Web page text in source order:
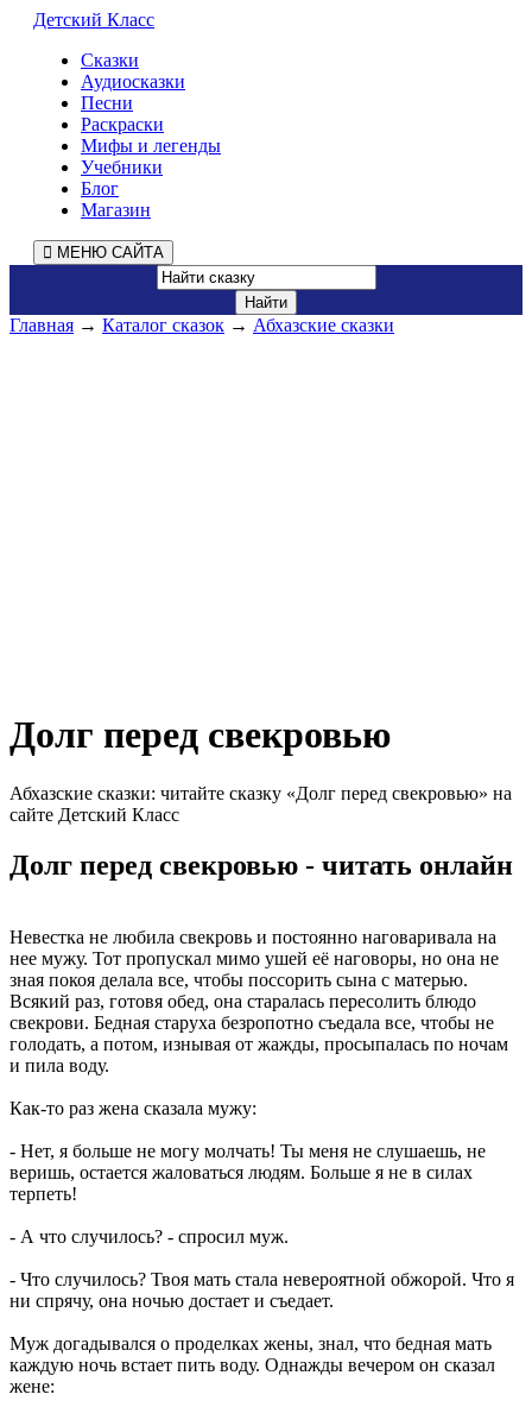
Детский Класс
Сказки
Аудиосказки
Песни
Раскраски
Мифы и легенды
Учебники
Блог
Магазин
МЕНЮ САЙТА
Главная → Каталог сказок → Абхазские сказки
Долг перед свекровью
Абхазские сказки: читайте сказку «Долг перед свекровью» на
сайте Детский Класс
Долг перед свекровью - читать онлайн
Невестка не любила свекровь и постоянно наговаривала на
нее мужу. Тот пропускал мимо ушей её наговоры, но она не
зная покоя делала все, чтобы поссорить сына с матерью.
Всякий раз, готовя обед, она старалась пересолить блюдо
свекрови. Бедная старуха безропотно съедала все, чтобы не
голодать, а потом, изнывая от жажды, просыпалась по ночам
и пила воду.
Как-то раз жена сказала мужу:
- Нет, я больше не могу молчать! Ты меня не слушаешь, не
веришь, остается жаловаться людям. Больше я не в силах
терпеть!
- А что случилось? - спросил муж.
- Что случилось? Твоя мать стала невероятной обжорой. Что я
ни спрячу, она ночью достает и съедает.
Муж догадывался о проделках жены, знал, что бедная мать
каждую ночь встает пить воду. Однажды вечером он сказал
жене: